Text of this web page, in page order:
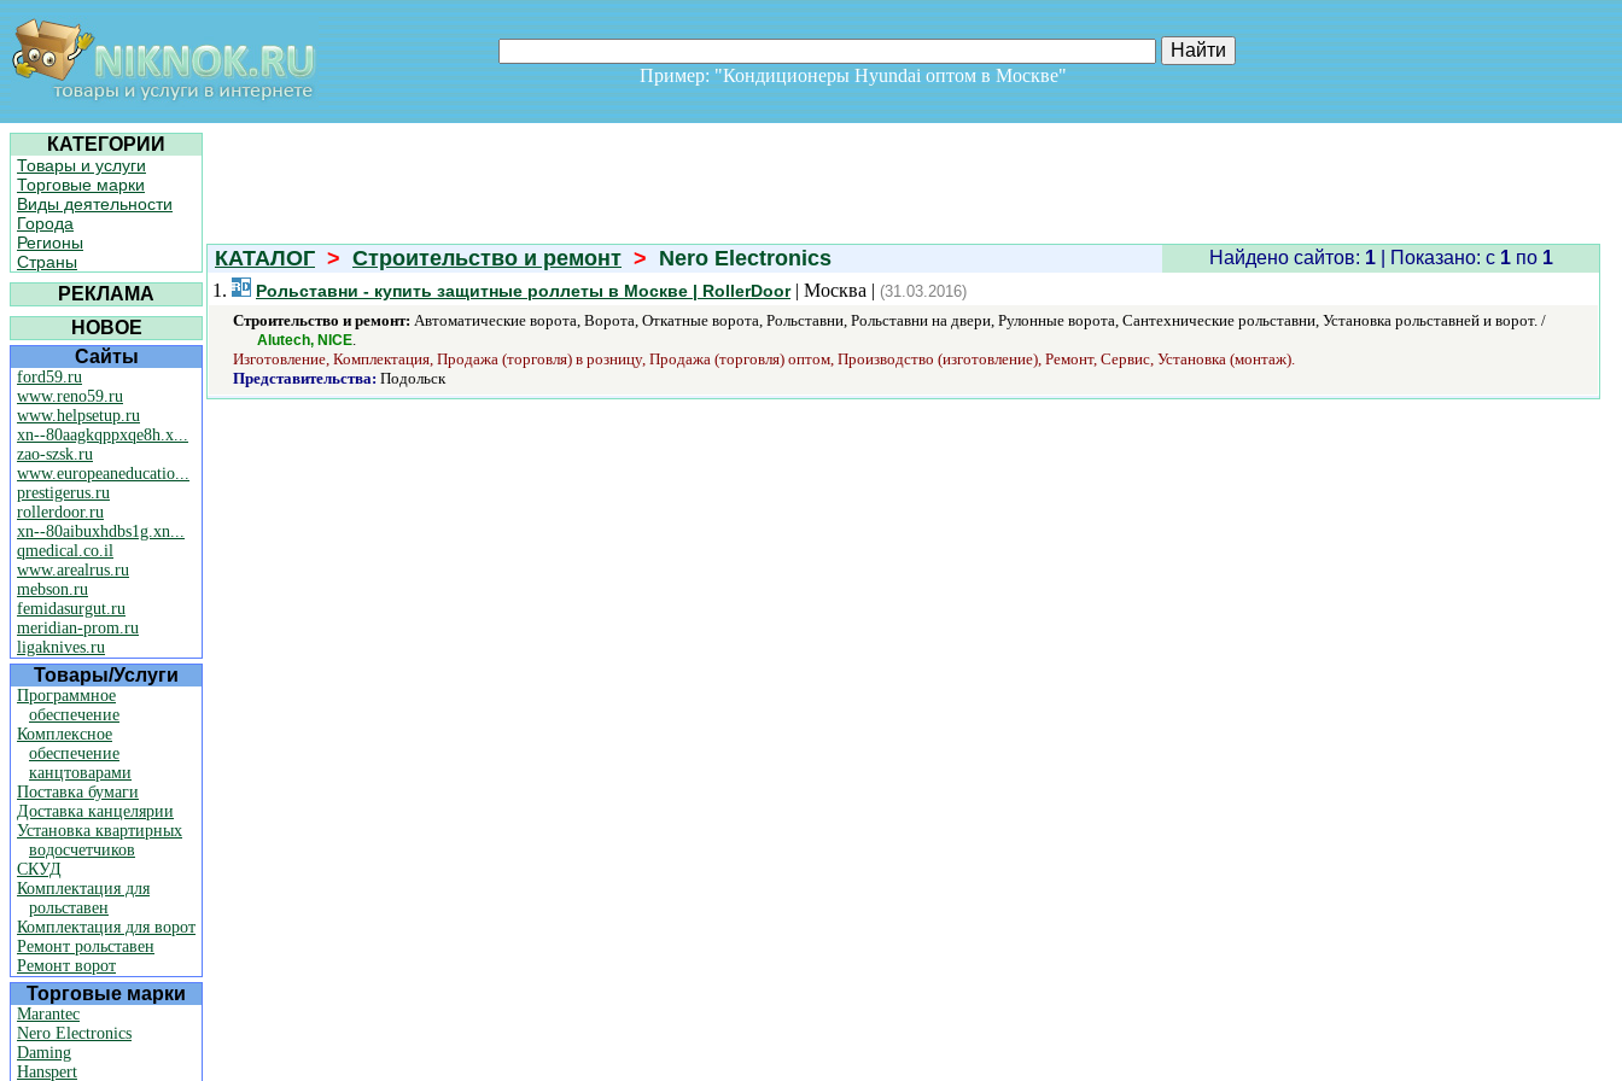
Пример: "Кондиционеры Hyundai оптом в Москве"
КАТЕГОРИИ
Товары и услуги
Торговые марки
Виды деятельности
Города
Регионы
Страны
РЕКЛАМА
НОВОЕ
Сайты
ford59.ru
www.reno59.ru
www.helpsetup.ru
xn--80aagkqppxqe8h.x...
zao-szsk.ru
www.europeaneducatio...
prestigerus.ru
rollerdoor.ru
xn--80aibuxhdbs1g.xn...
qmedical.co.il
www.arealrus.ru
mebson.ru
femidasurgut.ru
meridian-prom.ru
ligaknives.ru
Товары/Услуги
Программное
обеспечение
Комплексное
обеспечение
канцтоварами
Поставка бумаги
Доставка канцелярии
Установка квартирных
водосчетчиков
СКУД
Комплектация для
рольставен
Комплектация для ворот
Ремонт рольставен
Ремонт ворот
Торговые марки
Marantec
Nero Electronics
Daming
Hanspert
КАТАЛОГ > Строительство и ремонт > Nero Electronics Найдено сайтов: 1| Показано: c 1по 1
1.
Рольставни - купить защитные роллеты в Москве | RollerDoor| Москва | (31.03.2016)
Строительство и ремонт: Автоматические ворота, Ворота, Откатные ворота, Рольставни, Рольставни на двери, Рулонные ворота, Сантехнические рольставни, Установка рольставней и ворот. /
Alutech, NICE.
Изготовление, Комплектация, Продажа (торговля) в розницу, Продажа (торговля) оптом, Производство (изготовление), Ремонт, Сервис, Установка (монтаж).
Представительства: Подольск